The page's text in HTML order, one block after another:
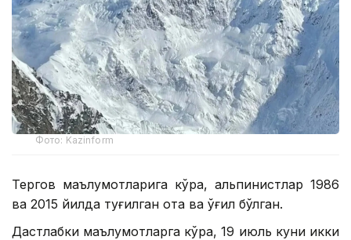
Фото: Kazinform
Тергов маълумотларига кўра, альпинистлар 1986
ва 2015 йилда туғилган ота ва ўғил бўлган.
Дастлабки маълумотларга кўра, 19 июль куни икки